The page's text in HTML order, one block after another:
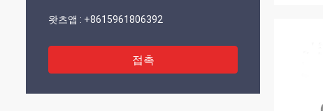
왓츠앱 : +8615961806392
접촉